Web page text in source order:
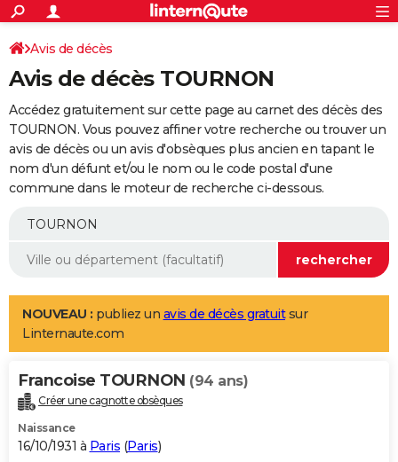
ACTUALITÉS
Politique
Société
Faits Divers
Education
Monde
Villes
+
SPORT
Coupe du monde 2026
Football
Tennis
Cyclisme
Rugby
Forum
Programme TV
TNT
Streaming
Cinéma
Sorties cinéma
Musique
+
FINANCE
Retraite
Epargne
Immobilier
Risques naturels par ville
Banque
Assurance
AUTO
Essais
Réserver un essai
Citadines
Berlines
SUV
Forum auto
+
Mobiles
Meilleur smartphone
Internet
Ordinateurs
Jeux vidéo
Guide high-tech
Aménagement intérieur
LIFESTYLE
Art de vivre
Bien-être
Loisirs
Mode
Modes de vie
Alimentation
Guide de la santé
Maladies
Médicaments
Sommeil
VOYAGE
Destinations
City break
Voyage nature
Voyage de noces
Forum
Climat
+PHOTO
GUIDES D'ACHAT
Avis de décès
Avis de décès TOURNON
Accédez gratuitement sur cette page au carnet des décès des
TOURNON. Vous pouvez affiner votre recherche ou trouver un
avis de décès ou un avis d'obsèques plus ancien en tapant le
nom d'un défunt et/ou le nom ou le code postal d'une
commune dans le moteur de recherche ci-dessous.
NOUVEAU : publiez un avis de décès gratuitsur
Linternaute.com
Francoise TOURNON (94 ans)
Créer une cagnotte obsèques
Naissance
16/10/1931 à Paris (Paris)